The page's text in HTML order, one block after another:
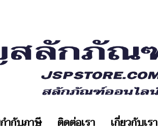
ำกับภาษี ติดต่อเรา เกี่ยวกับเรา